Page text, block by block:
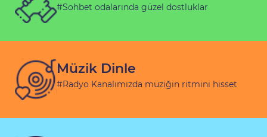
#Sohbet odalarında güzel dostluklar
Müzik Dinle
#Radyo Kanalımızda müziğin ritmini hisset